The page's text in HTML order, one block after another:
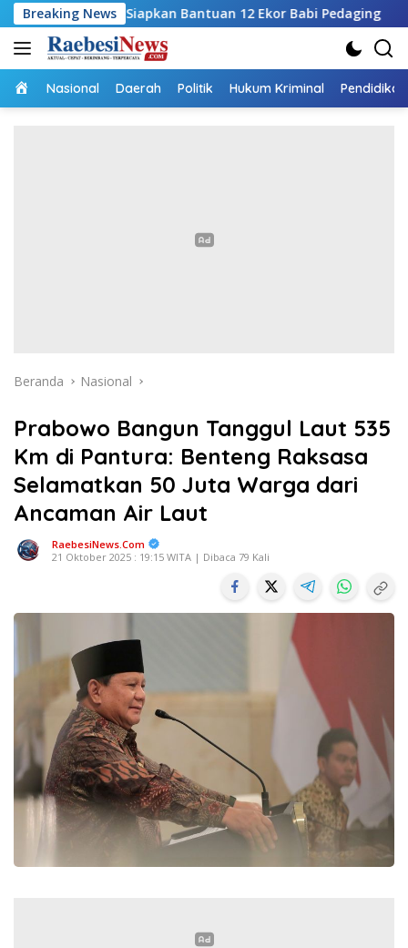
Langsung
ke
konten
Breaking News
Bantuan 12 Ekor Babi Pedaging RSUPP
Home
Nasional Daerah Politik Hukum Kriminal Pendidikan
Beranda Nasional
Prabowo Bangun Tanggul Laut 535
Km di Pantura: Benteng Raksasa
Selamatkan 50 Juta Warga dari
Ancaman Air Laut
RaebesiNews.Com
21 Oktober 2025 : 19:15 WITA | Dibaca 79 Kali